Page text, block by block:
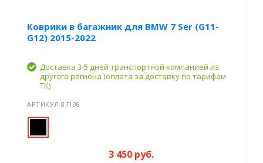
Коврики в багажник для BMW 7 Ser (G11-
G12) 2015-2022
Доставка 3-5 дней транспортной компанией из
другого региона (оплата за доставку по тарифам
ТК)
АРТИКУЛ 87108
3 450 руб.